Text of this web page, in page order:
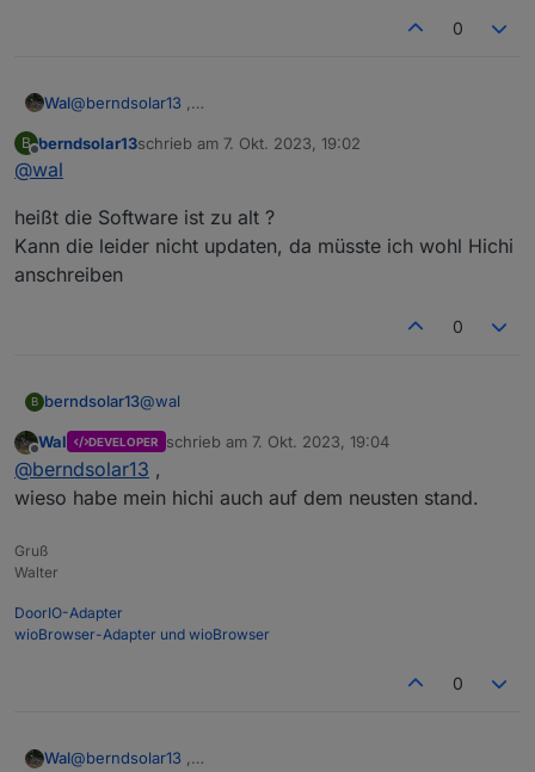
0
Wal@berndsolar13
B
Offline
berndsolar13schrieb am 7. Okt. 2023, 19:02
zuletzt editiert von
@wal
heißt die Software ist zu alt ?
Kann die leider nicht updaten, da müsste ich wohl Hichi
anschreiben
0
B berndsolar13@wal
heißt die Software ist zu alt ?
Kann die leider nicht updaten, da müsste ich
wohl Hichi anschreiben
Offline
Wal DEVELOPER schrieb am 7. Okt. 2023, 19:04
zuletzt editiert von
@berndsolar13 ,
wieso habe mein hichi auch auf dem neusten stand.
Gruß
Walter
DoorIO-Adapter
wioBrowser-Adapter und wioBrowser
0
Wal@berndsolar13